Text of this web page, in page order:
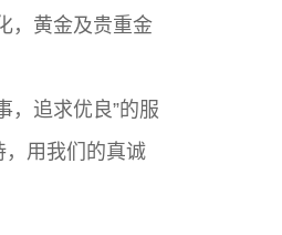
，黄金及贵重金
，追求优良”的服
用我们的真诚